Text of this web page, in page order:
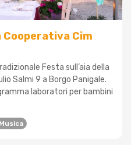
Cooperativa Cim
Festa sull’aia della
Salmi 9 a Borgo Panigale.
laboratori per bambini
Musica